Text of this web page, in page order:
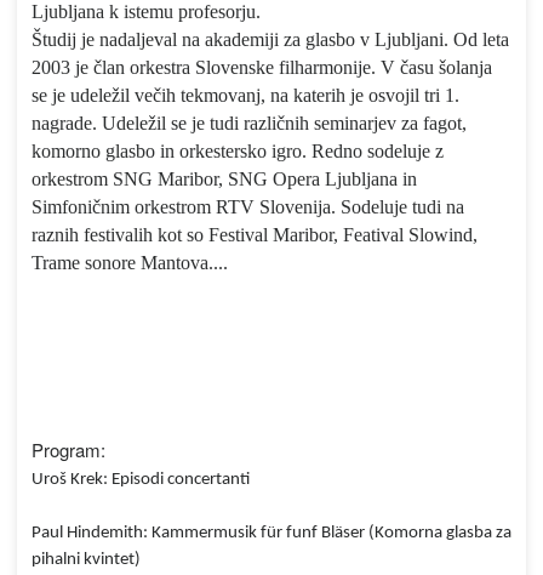
Ljubljana k istemu profesorju.
Študij je nadaljeval na akademiji za glasbo v Ljubljani. Od leta
2003 je član orkestra Slovenske filharmonije. V času šolanja
se je udeležil večih tekmovanj, na katerih je osvojil tri 1.
nagrade. Udeležil se je tudi različnih seminarjev za fagot,
komorno glasbo in orkestersko igro. Redno sodeluje z
orkestrom SNG Maribor, SNG Opera Ljubljana in
Simfoničnim orkestrom RTV Slovenija. Sodeluje tudi na
raznih festivalih kot so Festival Maribor, Featival Slowind,
Trame sonore Mantova....
Program:
Uroš Krek: Episodi concertanti
Paul Hindemith: Kammermusik für funf Bläser (Komorna glasba za
pihalni kvintet)